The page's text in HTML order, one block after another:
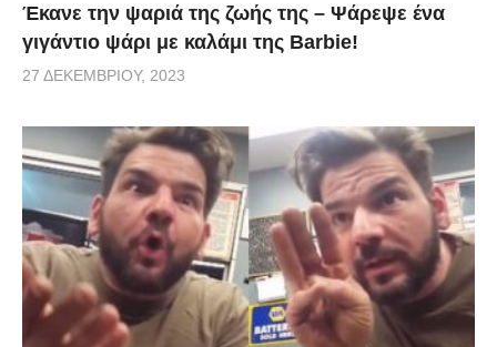
Έκανε την ψαριά της ζωής της – Ψάρεψε ένα
γιγάντιο ψάρι με καλάμι της Barbie!
27 ΔΕΚΕΜΒΡΊΟΥ, 2023